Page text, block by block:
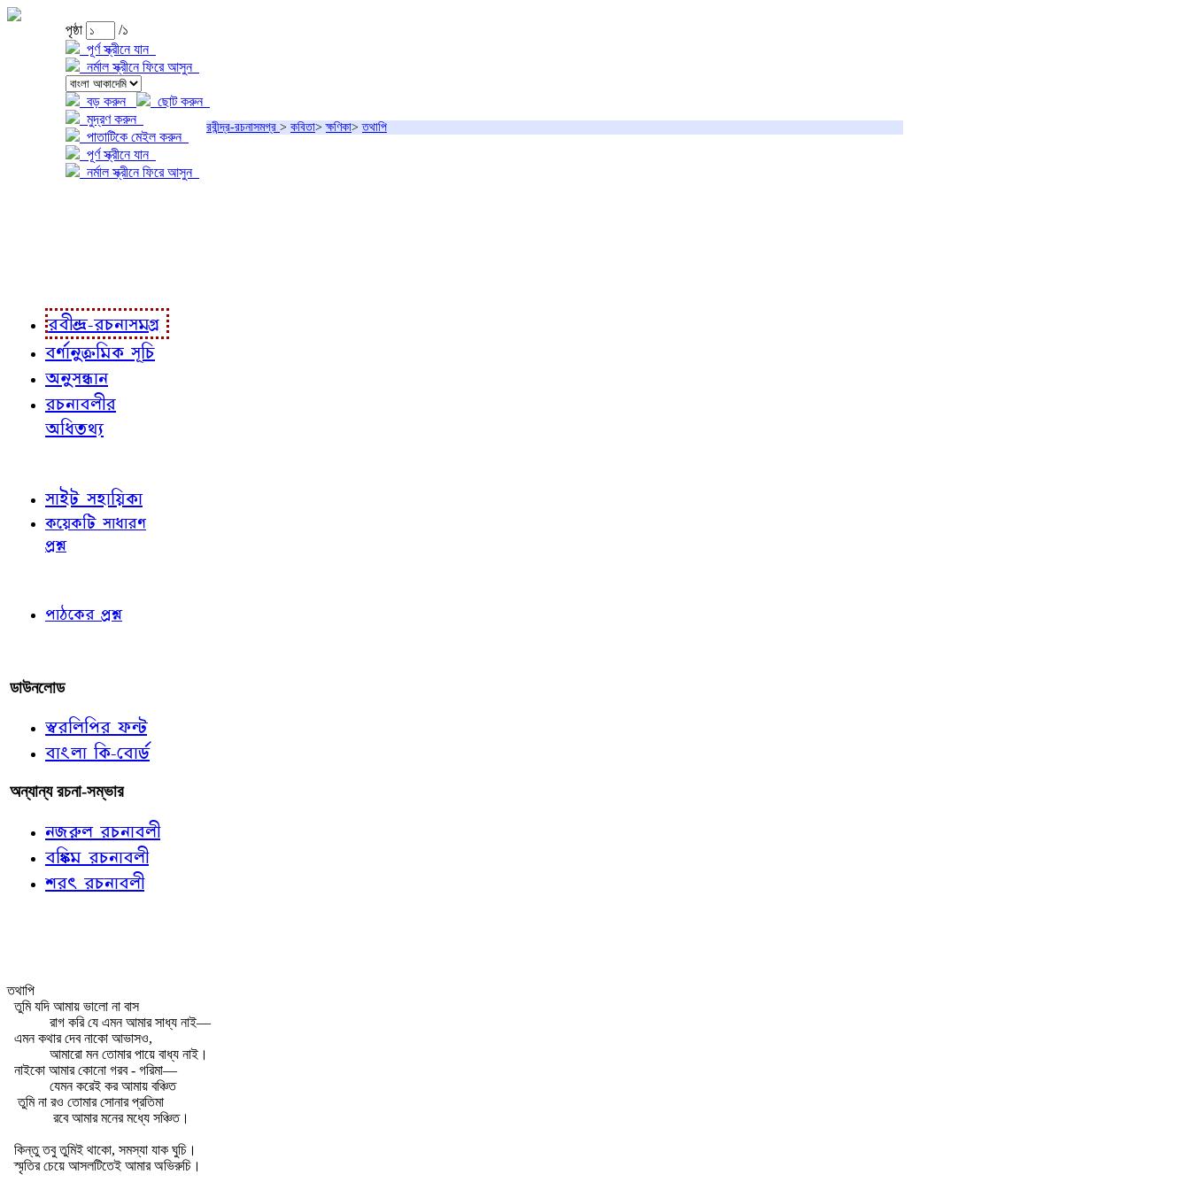
পৃষ্ঠা
/১
পূর্ণ স্ক্রীনে যান
নর্মাল স্ক্রীনে ফিরে আসুন
বড় করুন
ছোট করুন
মুদ্রণ করুন
পাতাটিকে মেইল করুন
পূর্ণ স্ক্রীনে যান
নর্মাল স্ক্রীনে ফিরে আসুন
রবীন্দ্র-রচনাসমগ্র > কবিতা>ক্ষণিকা>তথাপি
রবীন্দ্র-রচনাসমগ্র
বর্ণানুক্রমিক সূচি
অনুসন্ধান
রচনাবলীর
অধিতথ্য
সাইট সহায়িকা
কয়েকটি সাধারণ
প্রশ্ন
পাঠকের প্রশ্ন
ডাউনলোড
স্বরলিপির ফন্ট
বাংলা কি-বোর্ড
অন্যান্য রচনা-সম্ভার
নজরুল রচনাবলী
বঙ্কিম রচনাবলী
শরৎ রচনাবলী
তথাপি
তুমি যদি আমায় ভালো না বাস
রাগ করি যে এমন আমার সাধ্য নাই—
এমন কথার দেব নাকো আভাসও,
আমারো মন তোমার পায়ে বাধ্য নাই।
নাইকো আমার কোনো গরব - গরিমা—
যেমন করেই কর আমায় বঞ্চিত
তুমি না রও তোমার সোনার প্রতিমা
রবে আমার মনের মধ্যে সঞ্চিত।
কিন্তু তবু তুমিই থাকো, সমস্যা যাক ঘুচি।
স্মৃতির চেয়ে আসলটিতেই আমার অভিরুচি।